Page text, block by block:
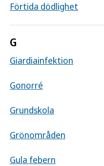
Förtida dödlighet
G
Giardiainfektion
Gonorré
Grundskola
Grönområden
Gula febern